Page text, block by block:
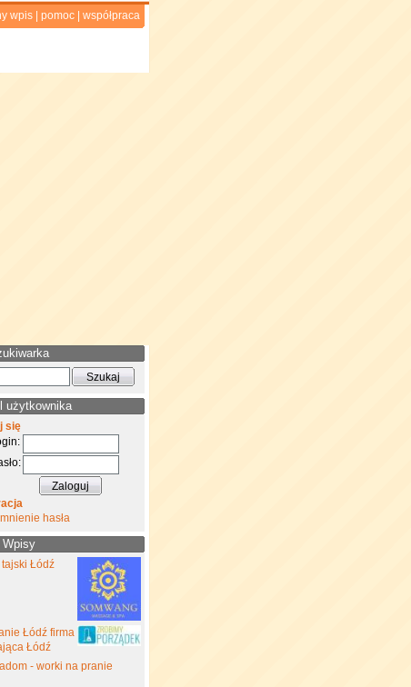
wpis pomoc współpraca
użytkownika
się
hasła
Wpisy
tajski Łódź
Łódź firma
Łódź
- worki na pranie